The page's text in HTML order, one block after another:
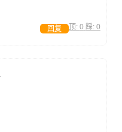
顶: 0 踩: 0
回复